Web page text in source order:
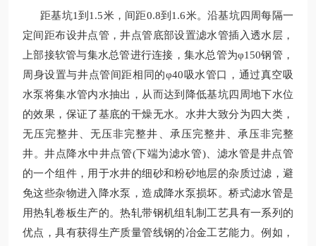
距基坑1到1.5米，间距0.8到1.6米。沿基坑四周每隔一
定间距布设井点管，井点管底部设置滤水管插入透水层，
上部接软管与集水总管进行连接，集水总管为φ150钢管，
周身设置与井点管间距相同的φ40吸水管口，通过真空吸
水泵将集水管内水抽出，从而达到降低基坑四周地下水位
的效果，保证了基底的干燥无水。水井大致分为四大类，
无压完整井、无压非完整井、承压完整井、承压非完整
井。井点降水中井点管(下端为滤水管)、滤水管是井点管
的一个组件，用于水井的细砂和粉砂地层的杂质过滤，避
免这些杂物进入降水泵，造成降水泵损坏。桥式滤水管是
用热轧卷板生产的。热轧带钢机组轧制工艺具有一系列的
优点，具有获得生产质量管线钢的冶金工艺能力。例如，